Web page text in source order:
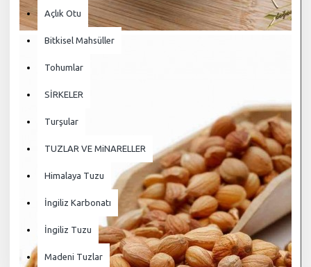
Açlık Otu
Bitkisel Mahsüller
Tohumlar
SİRKELER
Turşular
TUZLAR VE MiNARELLER
Himalaya Tuzu
İngiliz Karbonatı
İngiliz Tuzu
Madeni Tuzlar